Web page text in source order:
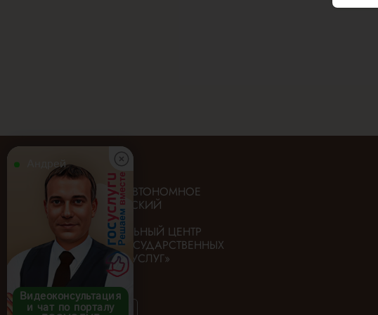
Андрей
Видеоконсультация
и чат по порталу
ГОСУДАРСТВЕННОЕ АВТОНОМНОЕ
УЧРЕЖДЕНИЕ «ИРКУТСКИЙ
ОБЛАСТНОЙ
МНОГОФУНКЦИОНАЛЬНЫЙ ЦЕНТР
ПРЕДОСТАВЛЕНИЯ ГОСУДАРСТВЕННЫХ
И МУНИЦИПАЛЬНЫХ УСЛУГ»